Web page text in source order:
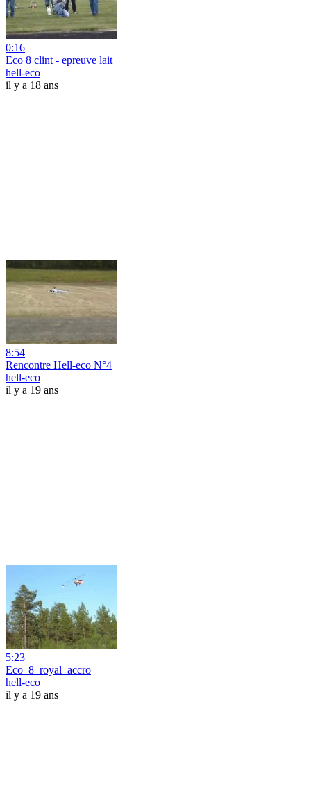
0:16
Eco 8 clint - epreuve lait
hell-eco
il y a 18 ans
8:54
Rencontre Hell-eco N°4
hell-eco
il y a 19 ans
5:23
Eco_8_royal_accro
hell-eco
il y a 19 ans